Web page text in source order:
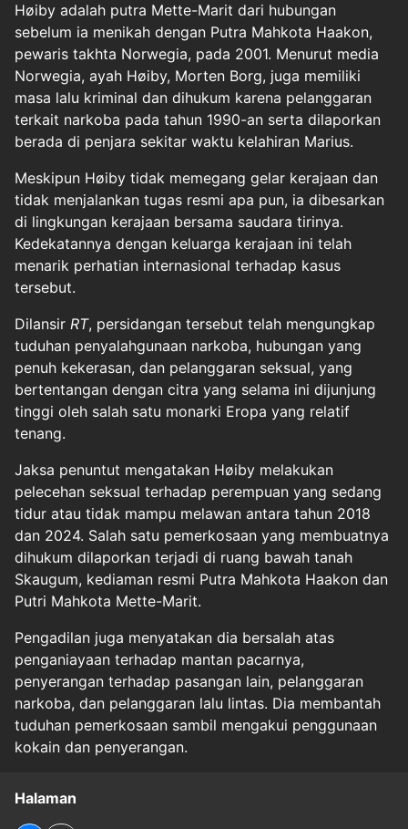
Høiby adalah putra Mette-Marit dari hubungan
sebelum ia menikah dengan Putra Mahkota Haakon,
pewaris takhta Norwegia, pada 2001. Menurut media
Norwegia, ayah Høiby, Morten Borg, juga memiliki
masa lalu kriminal dan dihukum karena pelanggaran
terkait narkoba pada tahun 1990-an serta dilaporkan
berada di penjara sekitar waktu kelahiran Marius.
Meskipun Høiby tidak memegang gelar kerajaan dan
tidak menjalankan tugas resmi apa pun, ia dibesarkan
di lingkungan kerajaan bersama saudara tirinya.
Kedekatannya dengan keluarga kerajaan ini telah
menarik perhatian internasional terhadap kasus
tersebut.
Dilansir RT, persidangan tersebut telah mengungkap
tuduhan penyalahgunaan narkoba, hubungan yang
penuh kekerasan, dan pelanggaran seksual, yang
bertentangan dengan citra yang selama ini dijunjung
tinggi oleh salah satu monarki Eropa yang relatif
tenang.
Jaksa penuntut mengatakan Høiby melakukan
pelecehan seksual terhadap perempuan yang sedang
tidur atau tidak mampu melawan antara tahun 2018
dan 2024. Salah satu pemerkosaan yang membuatnya
dihukum dilaporkan terjadi di ruang bawah tanah
Skaugum, kediaman resmi Putra Mahkota Haakon dan
Putri Mahkota Mette-Marit.
Pengadilan juga menyatakan dia bersalah atas
penganiayaan terhadap mantan pacarnya,
penyerangan terhadap pasangan lain, pelanggaran
narkoba, dan pelanggaran lalu lintas. Dia membantah
tuduhan pemerkosaan sambil mengakui penggunaan
kokain dan penyerangan.
Halaman